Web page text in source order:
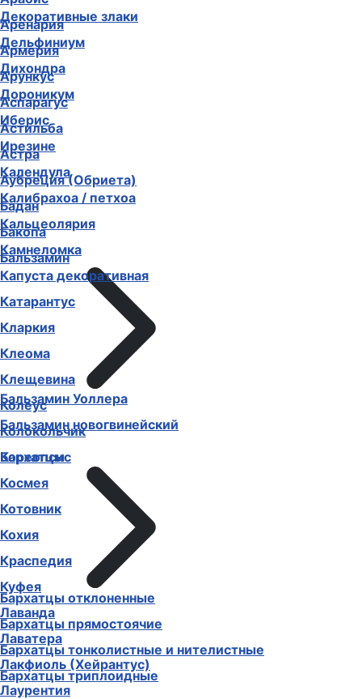
Аренария
Армерия
Арункус
Аспарагус
Астильба
Астра
Аубреция (Обриета)
Бадан
Бакопа
Бальзамин
Бальзамин Уоллера
Бальзамин новогвинейский
Бархатцы
Бархатцы отклоненные
Бархатцы прямостоячие
Бархатцы тонколистные и нителистные
Бархатцы триплоидные
Декоративные злаки
Дельфиниум
Дихондра
Дороникум
Иберис
Ирезине
Календула
Калибрахоа / петхоа
Кальцеолярия
Камнеломка
Капуста декоративная
Катарантус
Кларкия
Клеома
Клещевина
Колеус
Колокольчик
Кореопсис
Космея
Котовник
Кохия
Краспедия
Куфея
Лаванда
Лаватера
Лакфиоль (Хейрантус)
Лаурентия